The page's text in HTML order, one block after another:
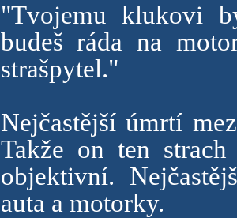
"Tvojemu klukovi
budeš ráda na
strašpytel."
Nejčastější úmrtí
Takže on ten
objektivní.
auta a motorky.